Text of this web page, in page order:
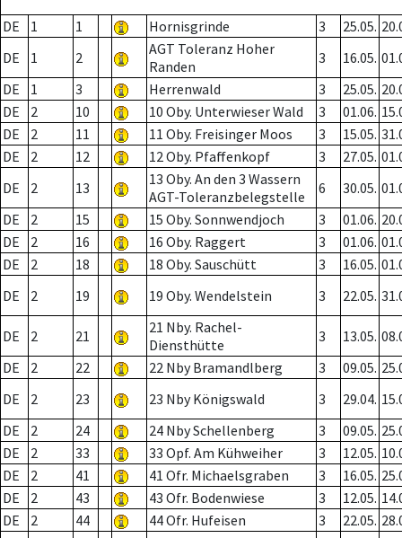
DE 1 1 Hornisgrinde 3 25.05.
DE
1 2
AGT Toleranz Hoher
Randen
3 16.05.
DE
1 3 Herrenwald 3 25.05.
DE
2 10 10 Oby. Unterwieser Wald 3 01.06.
DE
2 11 11 Oby. Freisinger Moos 3 15.05.
DE
2 12 12 Oby. Pfaffenkopf 3 27.05.
DE
2 13
13 Oby. An den 3 Wassern
AGT-Toleranzbelegstelle
6 30.05.
DE
2 15 15 Oby. Sonnwendjoch 3 01.06.
DE
2 16 16 Oby. Raggert 3 01.06.
DE
2 18 18 Oby. Sauschütt 3 16.05.
DE
2 19 19 Oby. Wendelstein 3 22.05.
DE 2 21
21 Nby. Rachel-
Diensthütte
3 13.05.
DE
2 22 22 Nby Bramandlberg 3 09.05.
DE
2 23 23 Nby Königswald 3 29.04.
DE
2 24 24 Nby Schellenberg 3 09.05.
DE
2 33 33 Opf. Am Kühweiher 3 12.05.
DE
2 41 41 Ofr. Michaelsgraben 3 16.05.
DE
2 43 43 Ofr. Bodenwiese 3 12.05.
DE
2 44 44 Ofr. Hufeisen 3 22.05.